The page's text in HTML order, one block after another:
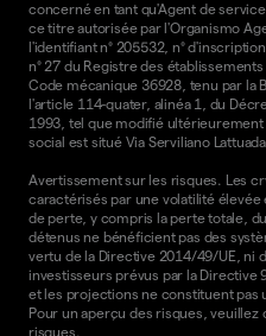
concerné en tant qu'Agent de
ce titre autorisée par l'Organismo
l'identifiant n° 205532, n°
n° 27 du Registre des
Code mécanique 36928, tenu par la
l'article 114-quater, alinéa 1, du
1993, tel que modifié ultérieurement
social est situé Via Serviliano
Avertissement sur les risques. Les
caractérisés par une volatilité
de perte, y compris la perte totale,
détenus ne bénéficient pas des
vertu de la Directive 2014/49/UE, ni
investisseurs prévus par la Directive
et les projections ne constituent pas
Pour un aperçu des risques, veuillez
risques.